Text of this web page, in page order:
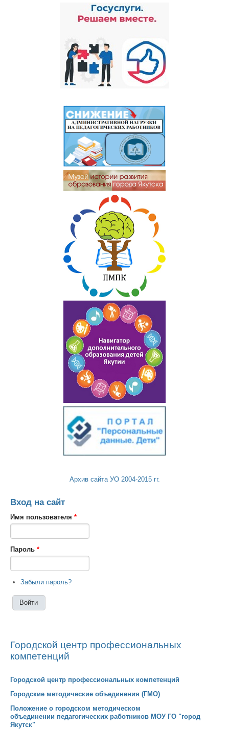
Архив сайта УО 2004-2015 гг.
Вход на сайт
Имя пользователя *
Пароль *
Забыли пароль?
Городской центр профессиональных
компетенций
Городской центр профессиональных компетенций
Городские методические объединения (ГМО)
Положение о городском методическом
объединении педагогических работников МОУ ГО "город
Якутск"